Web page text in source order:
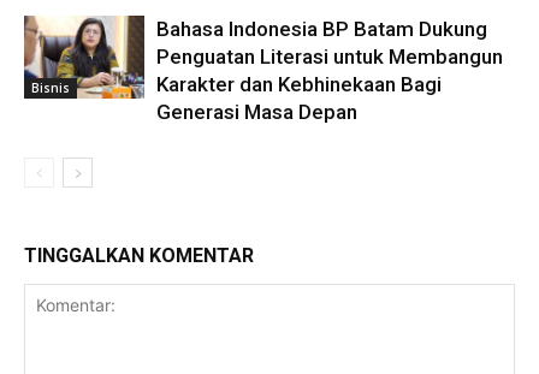
Bisnis
Bahasa Indonesia BP Batam Dukung
Penguatan Literasi untuk Membangun
Karakter dan Kebhinekaan Bagi
Generasi Masa Depan
TINGGALKAN KOMENTAR